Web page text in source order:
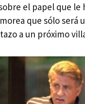
el papel que le
que sólo será
a un próximo